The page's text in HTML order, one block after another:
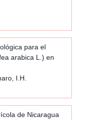
para el
arabica L.) en
I.H.
de Nicaragua